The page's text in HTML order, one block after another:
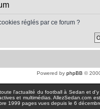
réglés par ce forum ?
Powered by phpBB ©
l'actualité du football à Sedan et
et multimédias. AllezSedan.com
pages vues depuis le 6